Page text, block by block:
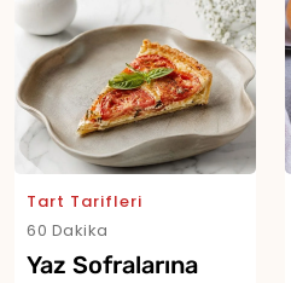
Tart Tarifleri
60 Dakika
Yaz Sofralarına